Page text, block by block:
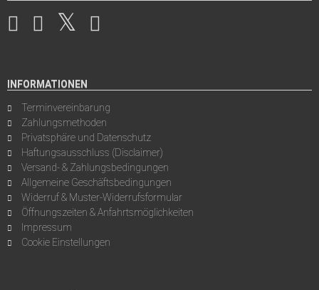
INFORMATIONEN
Terminvereinbarung
Zahlungsmethoden
Privatsphäre und Datenschutz
Haftungsausschluss (Disclaimer)
Versand- & Zahlungsbedingungen
Allgemeine Geschäftsbedingungen
Widerruf & Muster-Widerrufsformular
Öffnungszeiten & Anfahrtsmöglichkeiten
Impressum
Cookie Einstellungen